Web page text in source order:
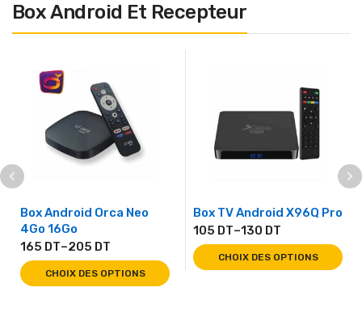
Box Android Et Recepteur
Box Android Orca Neo
4Go 16Go
165 DT–205 DT
CHOIX DES OPTIONS
Box TV Android X96Q Pro
105 DT–130 DT
CHOIX DES OPTIONS